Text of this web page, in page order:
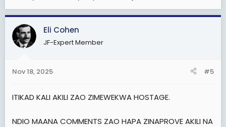
Eli Cohen
JF-Expert Member
Nov 18, 2025 #5
ITIKAD KALI AKILI ZAO ZIMEWEKWA HOSTAGE.
NDIO MAANA COMMENTS ZAO HAPA ZINAPROVE AKILI NA